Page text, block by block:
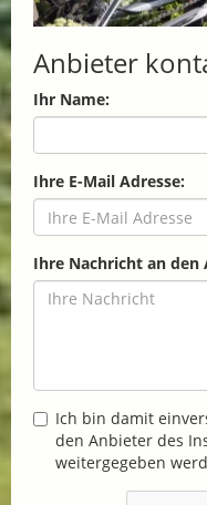
Anbieter
Ihr Name:
Ihre E-Mail Adresse:
Ihre Nachricht an den
Ich bin damit
den Anbieter des
weitergegeben